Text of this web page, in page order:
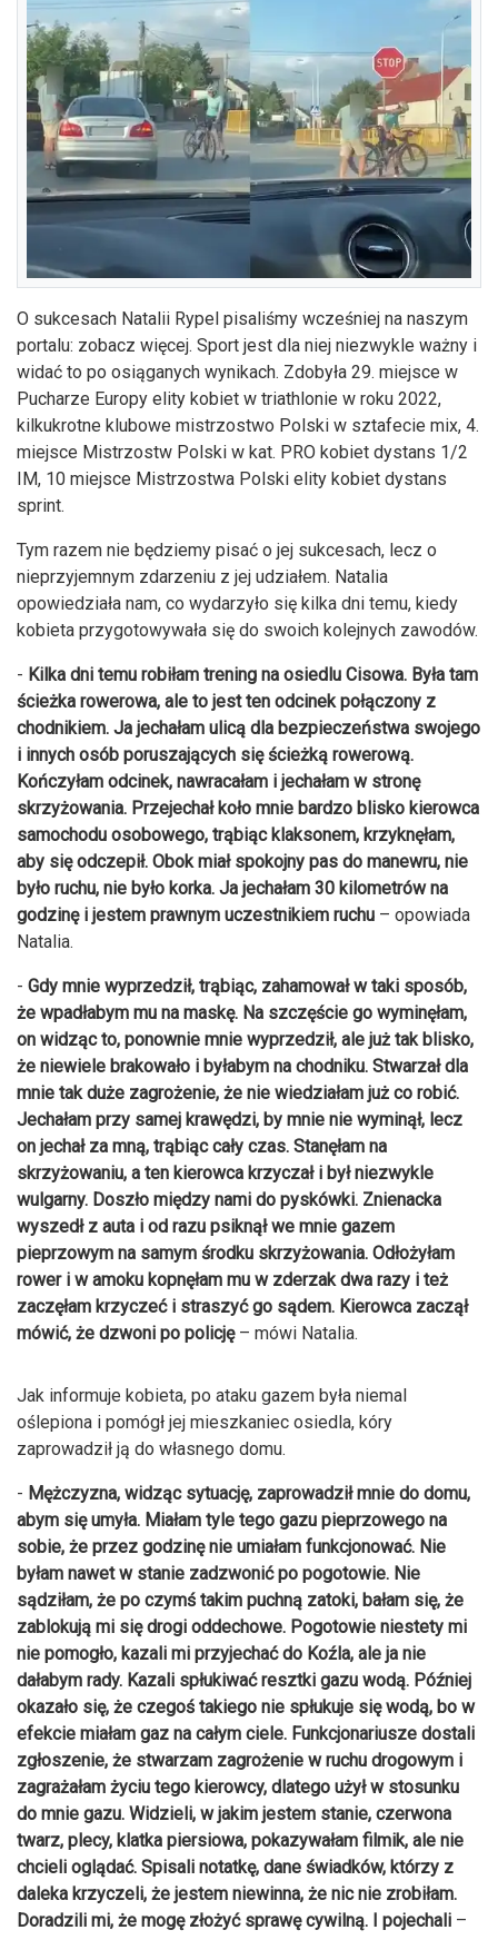
O sukcesach Natalii Rypel pisaliśmy wcześniej na naszym
portalu: zobacz więcej. Sport jest dla niej niezwykle ważny i
widać to po osiąganych wynikach. Zdobyła 29. miejsce w
Pucharze Europy elity kobiet w triathlonie w roku 2022,
kilkukrotne klubowe mistrzostwo Polski w sztafecie mix, 4.
miejsce Mistrzostw Polski w kat. PRO kobiet dystans 1/2
IM, 10 miejsce Mistrzostwa Polski elity kobiet dystans
sprint.
Tym razem nie będziemy pisać o jej sukcesach, lecz o
nieprzyjemnym zdarzeniu z jej udziałem. Natalia
opowiedziała nam, co wydarzyło się kilka dni temu, kiedy
kobieta przygotowywała się do swoich kolejnych zawodów.
- Kilka dni temu robiłam trening na osiedlu Cisowa. Była tam
ścieżka rowerowa, ale to jest ten odcinek połączony z
chodnikiem. Ja jechałam ulicą dla bezpieczeństwa swojego
i innych osób poruszających się ścieżką rowerową.
Kończyłam odcinek, nawracałam i jechałam w stronę
skrzyżowania. Przejechał koło mnie bardzo blisko kierowca
samochodu osobowego, trąbiąc klaksonem, krzyknęłam,
aby się odczepił. Obok miał spokojny pas do manewru, nie
było ruchu, nie było korka. Ja jechałam 30 kilometrów na
godzinę i jestem prawnym uczestnikiem ruchu – opowiada
Natalia.
- Gdy mnie wyprzedził, trąbiąc, zahamował w taki sposób,
że wpadłabym mu na maskę. Na szczęście go wyminęłam,
on widząc to, ponownie mnie wyprzedził, ale już tak blisko,
że niewiele brakowało i byłabym na chodniku. Stwarzał dla
mnie tak duże zagrożenie, że nie wiedziałam już co robić.
Jechałam przy samej krawędzi, by mnie nie wyminął, lecz
on jechał za mną, trąbiąc cały czas. Stanęłam na
skrzyżowaniu, a ten kierowca krzyczał i był niezwykle
wulgarny. Doszło między nami do pyskówki. Znienacka
wyszedł z auta i od razu psiknął we mnie gazem
pieprzowym na samym środku skrzyżowania. Odłożyłam
rower i w amoku kopnęłam mu w zderzak dwa razy i też
zaczęłam krzyczeć i straszyć go sądem. Kierowca zaczął
mówić, że dzwoni po policję– mówi Natalia.
Jak informuje kobieta, po ataku gazem była niemal
oślepiona i pomógł jej mieszkaniec osiedla, kóry
zaprowadził ją do własnego domu.
- Mężczyzna, widząc sytuację, zaprowadził mnie do domu,
abym się umyła. Miałam tyle tego gazu pieprzowego na
sobie, że przez godzinę nie umiałam funkcjonować. Nie
byłam nawet w stanie zadzwonić po pogotowie. Nie
sądziłam, że po czymś takim puchną zatoki, bałam się, że
zablokują mi się drogi oddechowe. Pogotowie niestety mi
nie pomogło, kazali mi przyjechać do Koźla, ale ja nie
dałabym rady. Kazali spłukiwać resztki gazu wodą. Później
okazało się, że czegoś takiego nie spłukuje się wodą, bo w
efekcie miałam gaz na całym ciele. Funkcjonariusze dostali
zgłoszenie, że stwarzam zagrożenie w ruchu drogowym i
zagrażałam życiu tego kierowcy, dlatego użył w stosunku
do mnie gazu. Widzieli, w jakim jestem stanie, czerwona
twarz, plecy, klatka piersiowa, pokazywałam filmik, ale nie
chcieli oglądać. Spisali notatkę, dane świadków, którzy z
daleka krzyczeli, że jestem niewinna, że nic nie zrobiłam.
Doradzili mi, że mogę złożyć sprawę cywilną. I pojechali –